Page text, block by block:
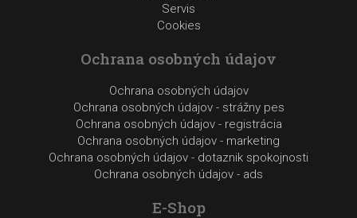
Servis
Cookies
Ochrana osobných údajov
Ochrana osobných údajov
Ochrana osobných údajov - strážny pes
Ochrana osobných údajov - registrácia
Ochrana osobných údajov - marketing
Ochrana osobných údajov - dotaznik spokojnosti
Ochrana osobných údajov - ads
E-Shop